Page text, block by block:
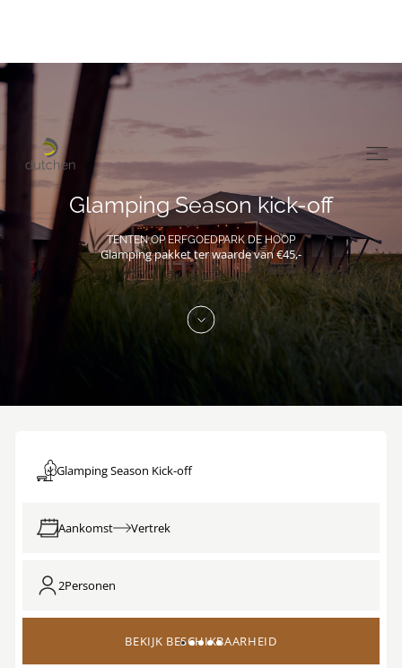
Glamping Season kick-off
TENTEN OP ERFGOEDPARK DE HOOP
Glamping pakket ter waarde van €45,-
Glamping Season Kick-off
Aankomst Vertrek
2Personen
BEKIJK BESCHIKBAARHEID